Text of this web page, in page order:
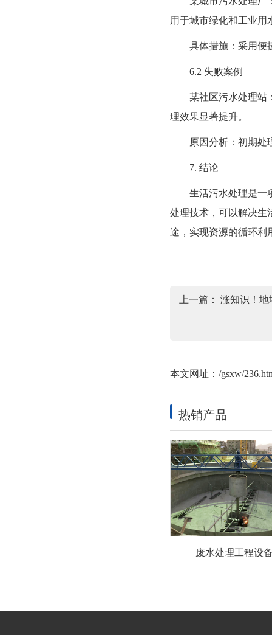
用于城市绿化和工业用
具体措施：采用便捷
6.2 失败案例
某社区污水处理站：
理效果显著提升。
原因分析：初期处理
7. 结论
生活污水处理是一项
处理技术，可以解决生
途，实现资源的循环利
上一篇： 涨知识！地
本文网址： /gsxw/
热销产品
废水处理工程设